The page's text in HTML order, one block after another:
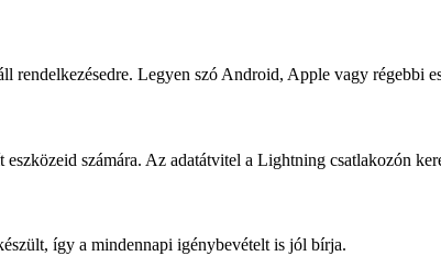
Legyen szó Android, Apple vagy régebbi
számára. Az adatátvitel a Lightning csatlakozón
így a mindennapi igénybevételt is jól bírja.